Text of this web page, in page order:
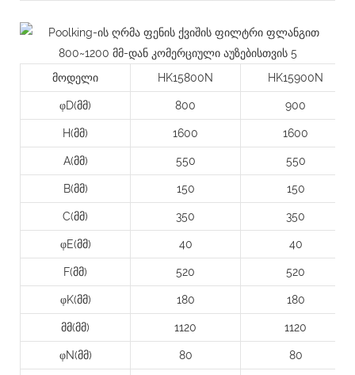
მოდელი HK15800N HK15900N
φD(მმ) 800 900
H(მმ) 1600 1600
A(მმ) 550 550
B(მმ) 150 150
C(მმ) 350 350
φE(მმ) 40 40
F(მმ) 520 520
φK(მმ) 180 180
მმ(მმ) 1120 1120
φN(მმ) 80 80